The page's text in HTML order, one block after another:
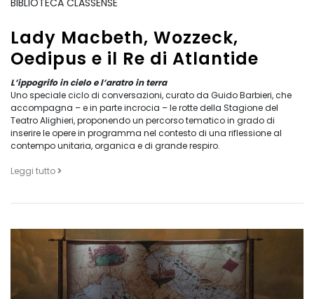
BIBLIOTECA CLASSENSE
Lady Macbeth, Wozzeck,
Oedipus e il Re di Atlantide
L’ippogrifo in cielo e l’aratro in terra
Uno speciale ciclo di conversazioni, curato da Guido Barbieri, che
accompagna – e in parte incrocia – le rotte della Stagione del
Teatro Alighieri, proponendo un percorso tematico in grado di
inserire le opere in programma nel contesto di una riflessione al
contempo unitaria, organica e di grande respiro.
Leggi tutto